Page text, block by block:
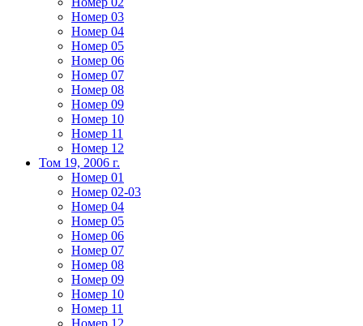
Номер 03
Номер 04
Номер 05
Номер 06
Номер 07
Номер 08
Номер 09
Номер 10
Номер 11
Номер 12
Том 19, 2006 г.
Номер 01
Номер 02-03
Номер 04
Номер 05
Номер 06
Номер 07
Номер 08
Номер 09
Номер 10
Номер 11
Номер 12